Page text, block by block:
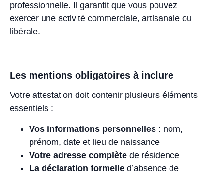
professionnelle. Il garantit que vous pouvez
exercer une activité commerciale, artisanale ou
libérale.
Les mentions obligatoires à inclure
Votre attestation doit contenir plusieurs éléments
essentiels :
Vos informations personnelles : nom,
prénom, date et lieu de naissance
Votre adresse complète de résidence
La déclaration formelle d’absence de